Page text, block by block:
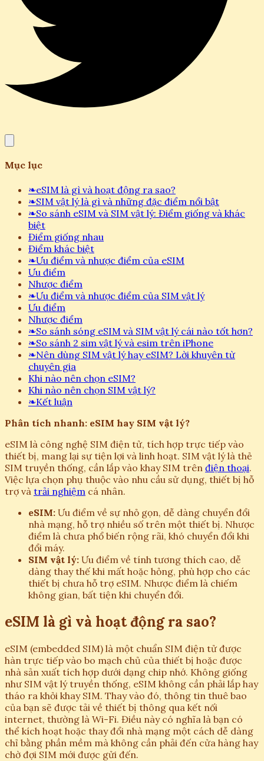
Mục lục
❧eSIM là gì và hoạt động ra sao?
❧SIM vật lý là gì và những đặc điểm nổi bật
❧So sánh eSIM và SIM vật lý: Điểm giống và khác
biệt
Điểm giống nhau
Điểm khác biệt
❧Ưu điểm và nhược điểm của eSIM
Ưu điểm
Nhược điểm
❧Ưu điểm và nhược điểm của SIM vật lý
Ưu điểm
Nhược điểm
❧So sánh sóng eSIM và SIM vật lý cái nào tốt hơn?
❧So sánh 2 sim vật lý và esim trên iPhone
❧Nên dùng SIM vật lý hay eSIM? Lời khuyên từ
chuyên gia
Khi nào nên chọn eSIM?
Khi nào nên chọn SIM vật lý?
❧Kết luận
Phân tích nhanh: eSIM hay SIM vật lý?
eSIM là công nghệ SIM điện tử, tích hợp trực tiếp vào
thiết bị, mang lại sự tiện lợi và linh hoạt. SIM vật lý là thẻ
SIM truyền thống, cần lắp vào khay SIM trên điện thoại.
Việc lựa chọn phụ thuộc vào nhu cầu sử dụng, thiết bị hỗ
trợ và trải nghiệm cá nhân.
eSIM: Ưu điểm về sự nhỏ gọn, dễ dàng chuyển đổi
nhà mạng, hỗ trợ nhiều số trên một thiết bị. Nhược
điểm là chưa phổ biến rộng rãi, khó chuyển đổi khi
đổi máy.
SIM vật lý: Ưu điểm về tính tương thích cao, dễ
dàng thay thế khi mất hoặc hỏng, phù hợp cho các
thiết bị chưa hỗ trợ eSIM. Nhược điểm là chiếm
không gian, bất tiện khi chuyển đổi.
eSIM là gì và hoạt động ra sao?
eSIM (embedded SIM) là một chuẩn SIM điện tử được
hàn trực tiếp vào bo mạch chủ của thiết bị hoặc được
nhà sản xuất tích hợp dưới dạng chip nhớ. Không giống
như SIM vật lý truyền thống, eSIM không cần phải lắp hay
tháo ra khỏi khay SIM. Thay vào đó, thông tin thuê bao
của bạn sẽ được tải về thiết bị thông qua kết nối
internet, thường là Wi-Fi. Điều này có nghĩa là bạn có
thể kích hoạt hoặc thay đổi nhà mạng một cách dễ dàng
chỉ bằng phần mềm mà không cần phải đến cửa hàng hay
chờ đợi SIM mới được gửi đến.